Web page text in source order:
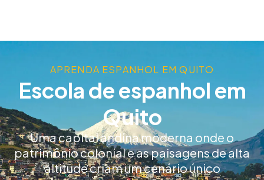
APRENDA ESPANHOL EM QUITO
Escola de espanhol em
Quito
Uma capital andina moderna onde o
patrimônio colonial e as paisagens de alta
altitude criam um cenário único